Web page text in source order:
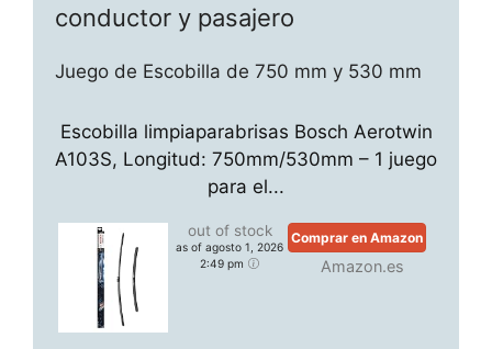
conductor y pasajero
Juego de Escobilla de 750 mm y 530 mm
Escobilla limpiaparabrisas Bosch Aerotwin
A103S, Longitud: 750mm/530mm – 1 juego
para el...
out of stock
as of agosto 1, 2026
2:49 pm
Comprar en Amazon
Amazon.es